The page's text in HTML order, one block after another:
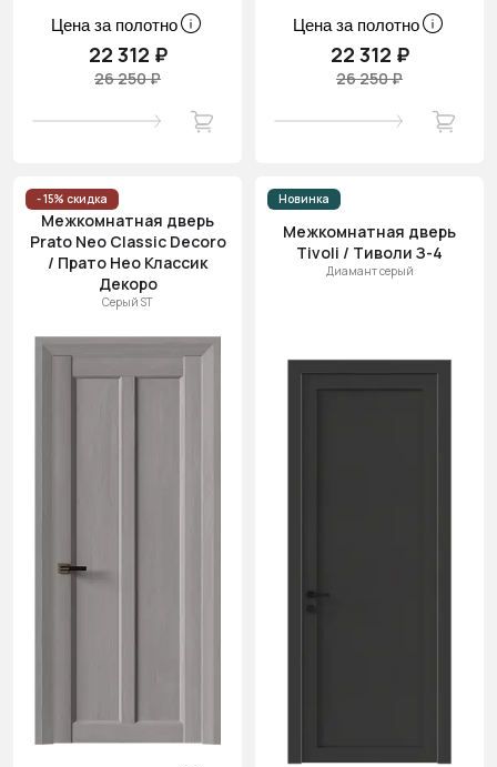
Цена за полотно
22 312 ₽
26 250 ₽
Цена за полотно
22 312 ₽
26 250 ₽
- 15% скидка
Межкомнатная дверь
Prato Neo Classic Decoro
/ Прато Нео Классик
Декоро
Серый ST
Новинка
Межкомнатная дверь
Tivoli / Тиволи З-4
Диамант серый